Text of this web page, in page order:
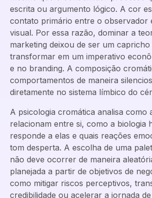
escrita ou argumento lógico. A cor
contato primário entre o observador
visual. Por essa razão, dominar a
marketing deixou de ser um
transformar em um imperativo
e no branding. A composição
comportamentos de maneira
diretamente no sistema límbico do
A psicologia cromática analisa como
relacionam entre si, como a biologia
responde a elas e quais reações
tom desperta. A escolha de uma
não deve ocorrer de maneira
planejada a partir de objetivos de
como mitigar riscos perceptivos,
credibilidade ou acelerar a jornada